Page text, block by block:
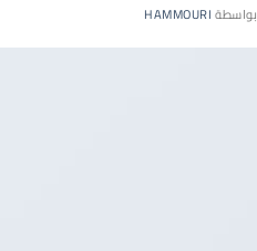
بواسطةHAMMOURI